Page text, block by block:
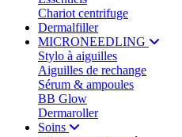
Chariot centrifuge
Dermalfiller
MICRONEEDLING
Stylo à aiguilles
Aiguilles de rechange
Sérum & ampoules
BB Glow
Dermaroller
Soins